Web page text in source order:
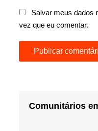
Salvar meus dados
vez que eu comentar.
Comunitários